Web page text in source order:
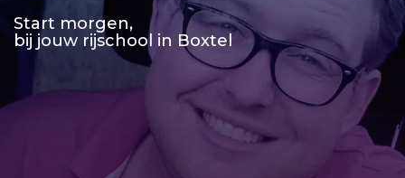
Start morgen,
bij jouw rijschool in Boxtel